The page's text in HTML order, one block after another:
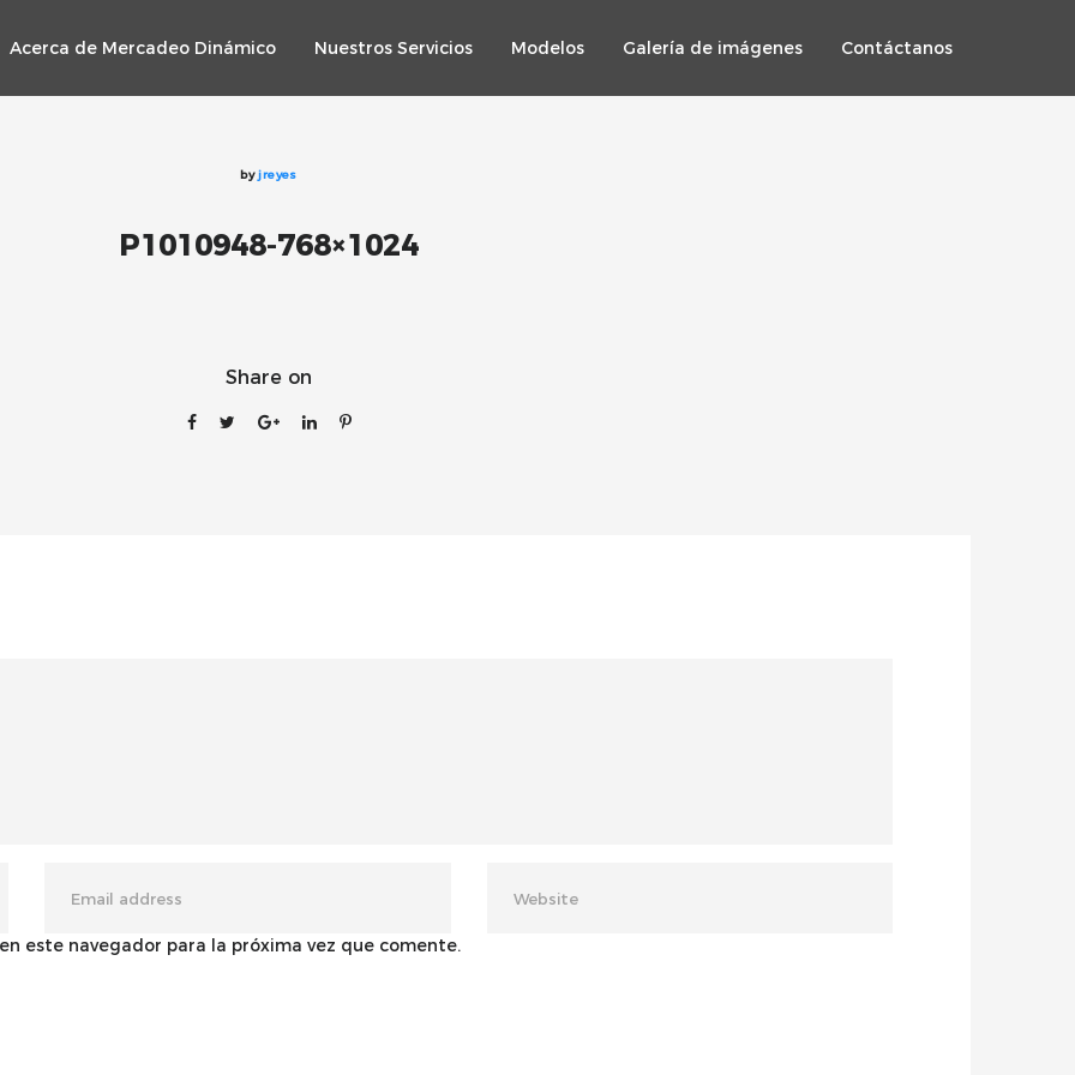
Acerca de Mercadeo Dinámico Nuestros Servicios Modelos Galería de imágenes Contáctanos
byjreyes
P1010948-768×1024
Share on
este navegador para la próxima vez que comente.